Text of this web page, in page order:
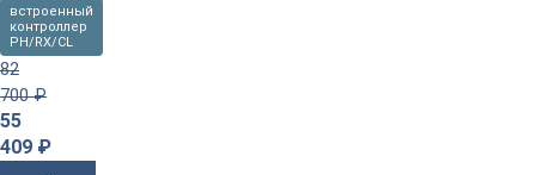
встроенный
контроллер
PH/RX/CL
82
700₽
55
409 ₽